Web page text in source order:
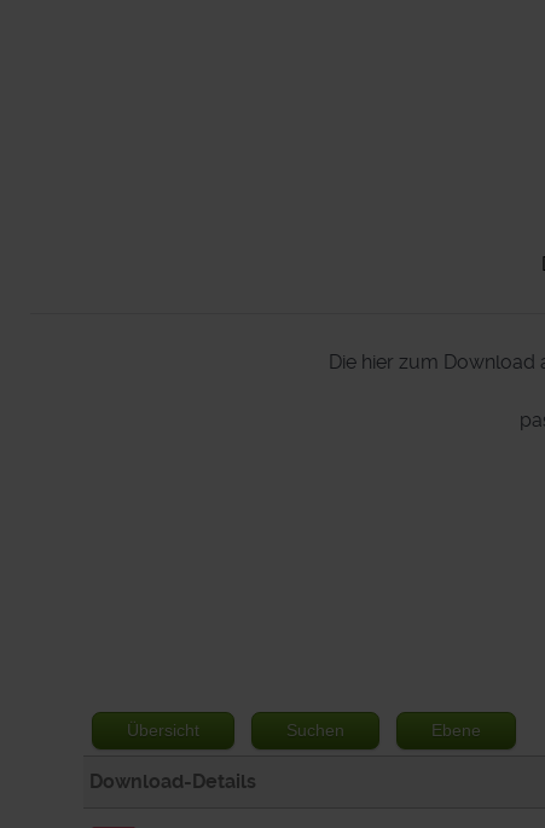
Die hier zum Download
Übersicht Suchen Ebene
Download-Details